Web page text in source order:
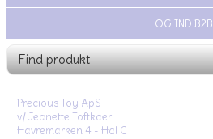
LOG IND B2B
Precious Toy ApS
v/ Jeanette Toftkaer
Havremarken 4 - Hal C